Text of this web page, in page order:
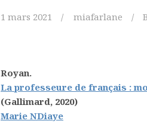
1 mars 2021 miafarlane
Royan.
La professeure de français :
(Gallimard, 2020)
Marie NDiaye